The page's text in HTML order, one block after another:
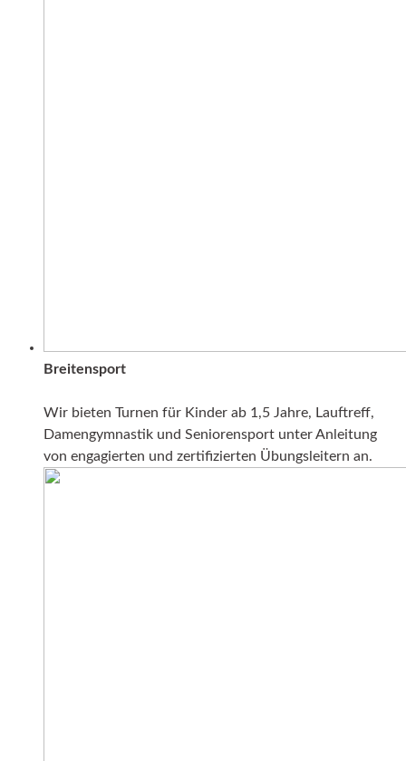
Breitensport
Wir bieten Turnen für Kinder ab 1,5 Jahre, Lauftreff,
Damengymnastik und Seniorensport unter Anleitung
von engagierten und zertifizierten Übungsleitern an.